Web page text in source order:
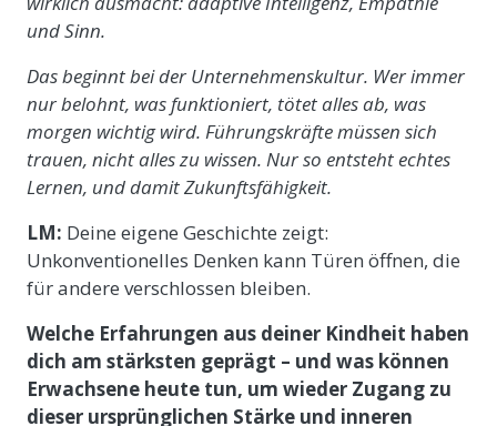
und Sinn.
Das beginnt bei der Unternehmenskultur. Wer immer
nur belohnt, was funktioniert, tötet alles ab, was
morgen wichtig wird. Führungskräfte müssen sich
trauen, nicht alles zu wissen. Nur so entsteht echtes
Lernen, und damit Zukunftsfähigkeit.
LM: Deine eigene Geschichte zeigt:
Unkonventionelles Denken kann Türen öffnen, die
für andere verschlossen bleiben.
Welche Erfahrungen aus deiner Kindheit haben
dich am stärksten geprägt – und was können
Erwachsene heute tun, um wieder Zugang zu
dieser ursprünglichen Stärke und inneren